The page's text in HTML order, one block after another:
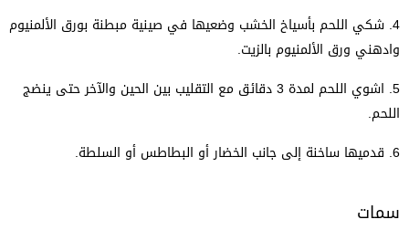
4. شكي اللحم بأسياخ الخشب وضعيها في صينية مبطنة بورق الألمنيوم
وادهني ورق الألمنيوم بالزيت.
5.
اشوي اللحم لمدة 3 دقائق مع التقليب بين الحين والآخر حتى ينضج
اللحم.
6. قدميها ساخنة إلى جانب الخضار أو البطاطس أو السلطة.
سمات